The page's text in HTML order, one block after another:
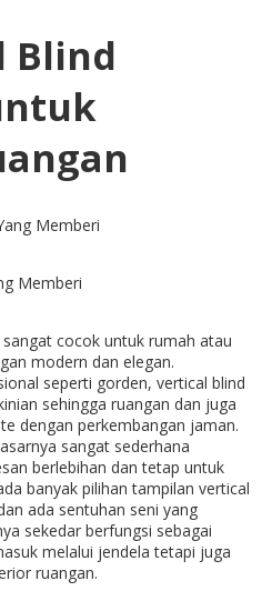
Blind
Memberi
sangat cocok untuk rumah atau
modern dan elegan.
seperti gorden, vertical blind
sehingga ruangan dan juga
dengan perkembangan jaman.
sangat sederhana
berlebihan dan tetap untuk
banyak pilihan tampilan vertical
ada sentuhan seni yang
sekedar berfungsi sebagai
melalui jendela tetapi juga
ruangan.